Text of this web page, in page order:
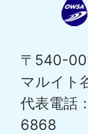
〒540-
マルイト
代表電話
6868